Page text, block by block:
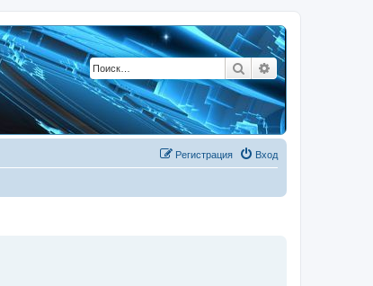
ПоискРасширенный
Вход
Регистрация